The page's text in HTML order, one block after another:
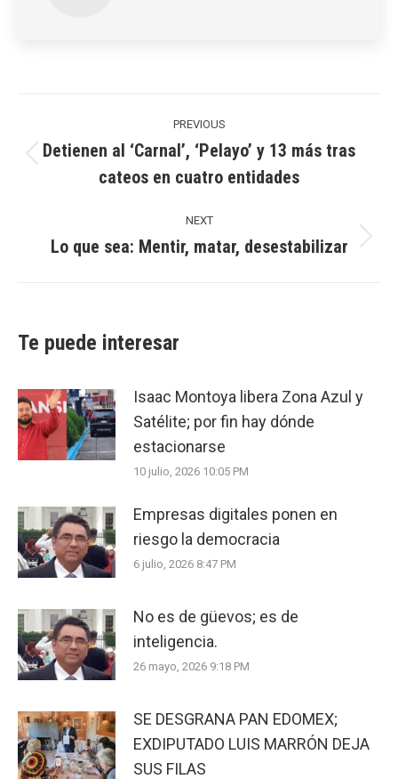
PREVIOUS
Previous
post:
Detienen al ‘Carnal’, ‘Pelayo’ y 13 más tras
cateos en cuatro entidades
NEXT
Next
Lo que sea: Mentir, matar, desestabilizar
Te puede interesar
Isaac Montoya libera Zona Azul y
Satélite; por fin hay dónde
estacionarse
10 julio, 2026 10:05 PM
Empresas digitales ponen en
riesgo la democracia
6 julio, 2026 8:47 PM
No es de güevos; es de
inteligencia.
26 mayo, 2026 9:18 PM
SE DESGRANA PAN EDOMEX;
EXDIPUTADO LUIS MARRÓN DEJA
SUS FILAS